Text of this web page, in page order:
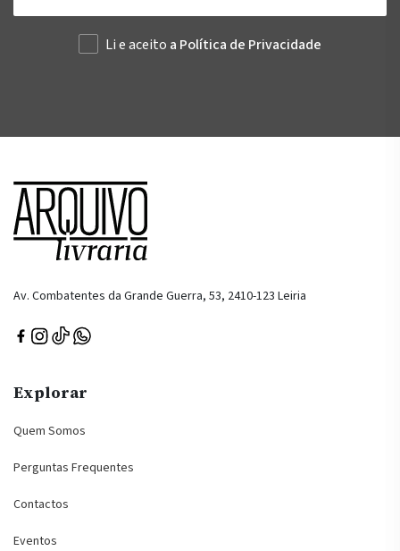
Li e aceito a Política de Privacidade
Av. Combatentes da Grande Guerra, 53, 2410-123 Leiria
Explorar
Quem Somos
Perguntas Frequentes
Contactos
Eventos